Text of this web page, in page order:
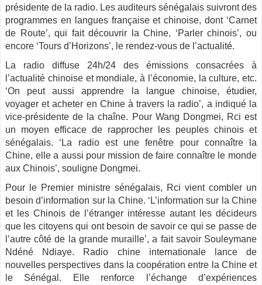
présidente de la radio. Les auditeurs sénégalais suivront des
programmes en langues française et chinoise, dont ‘Carnet
de Route’, qui fait découvrir la Chine, ‘Parler chinois’, ou
encore ‘Tours d’Horizons’, le rendez-vous de l’actualité.
La radio diffuse 24h/24 des émissions consacrées à
l’actualité chinoise et mondiale, à l’économie, la culture, etc.
‘On peut aussi apprendre la langue chinoise, étudier,
voyager et acheter en Chine à travers la radio’, a indiqué la
vice-présidente de la chaîne. Pour Wang Dongmei, Rci est
un moyen efficace de rapprocher les peuples chinois et
sénégalais. ‘La radio est une fenêtre pour connaître la
Chine, elle a aussi pour mission de faire connaître le monde
aux Chinois’, souligne Dongmei.
Pour le Premier ministre sénégalais, Rci vient combler un
besoin d’information sur la Chine. ‘L’information sur la Chine
et les Chinois de l’étranger intéresse autant les décideurs
que les citoyens qui ont besoin de savoir ce qui se passe de
l’autre côté de la grande muraille’, a fait savoir Souleymane
Ndéné Ndiaye. Radio chine internationale lance de
nouvelles perspectives dans la coopération entre la Chine et
le Sénégal. Elle renforce l’échange d’expériences